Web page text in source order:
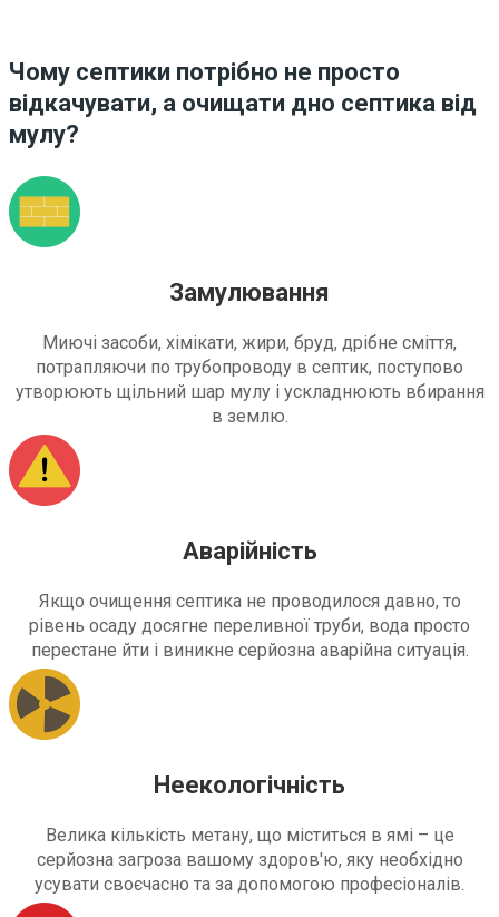
Чому септики потрібно не просто
відкачувати, а очищати дно септика від
мулу?
Замулювання
Миючі засоби, хімікати, жири, бруд, дрібне сміття,
потрапляючи по трубопроводу в септик, поступово
утворюють щільний шар мулу і ускладнюють вбирання
в землю.
Аварійність
Якщо очищення септика не проводилося давно, то
рівень осаду досягне переливної труби, вода просто
перестане йти і виникне серйозна аварійна ситуація.
Неекологічність
Велика кількість метану, що міститься в ямі – це
серйозна загроза вашому здоров'ю, яку необхідно
усувати своєчасно та за допомогою професіоналів.